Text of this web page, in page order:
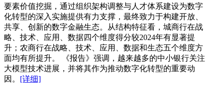
要素价值挖掘，通过组织架构调整与人才体系建设为数字
化转型的深入实施提供有力支撑，最终致力于构建开放、
共享、创新的数字金融生态。从结构特征看，城商行在战
略、技术、应用、数据四个维度得分较2024年有显著提
升；农商行在战略、技术、应用、数据和生态五个维度方
面均有所提升。 《报告》强调，越来越多的中小银行关注
大模型技术进展，并将其作为推动数字化转型的重要动
因。 [详细]